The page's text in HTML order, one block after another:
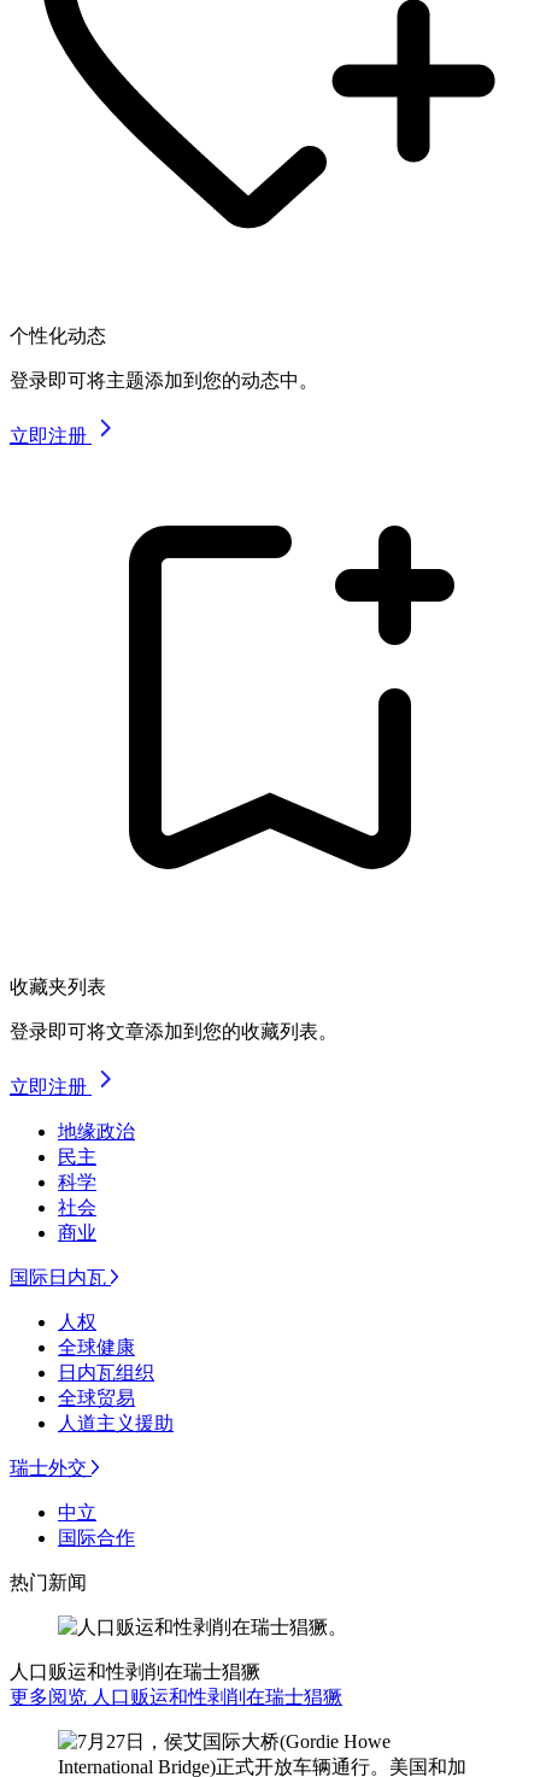
个性化动态
登录即可将主题添加到您的动态中。
立即注册
收藏夹列表
登录即可将文章添加到您的收藏列表。
立即注册
地缘政治
民主
科学
社会
商业
国际日内瓦
人权
全球健康
日内瓦组织
全球贸易
人道主义援助
瑞士外交
中立
国际合作
热门新闻
人口贩运和性剥削在瑞士猖獗
更多阅览 人口贩运和性剥削在瑞士猖獗